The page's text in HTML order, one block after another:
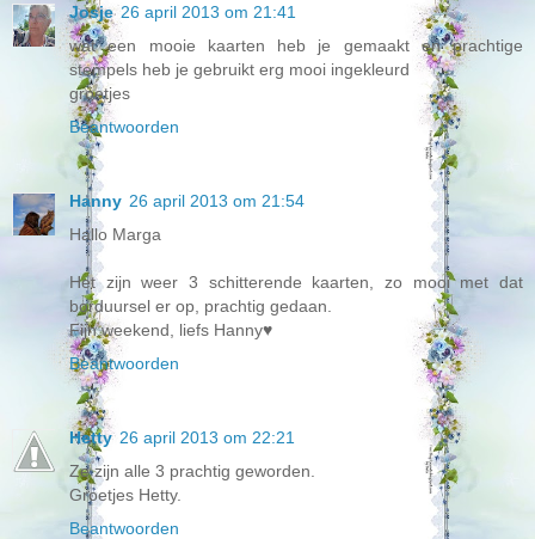
Josje 26 april 2013 om 21:41
wat een mooie kaarten heb je gemaakt en prachtige
stempels heb je gebruikt erg mooi ingekleurd
groetjes
Beantwoorden
Hanny 26 april 2013 om 21:54
Hallo Marga
Het zijn weer 3 schitterende kaarten, zo mooi met dat
borduursel er op, prachtig gedaan.
Fijn weekend, liefs Hanny♥
Beantwoorden
Hetty 26 april 2013 om 22:21
Ze zijn alle 3 prachtig geworden.
Groetjes Hetty.
Beantwoorden